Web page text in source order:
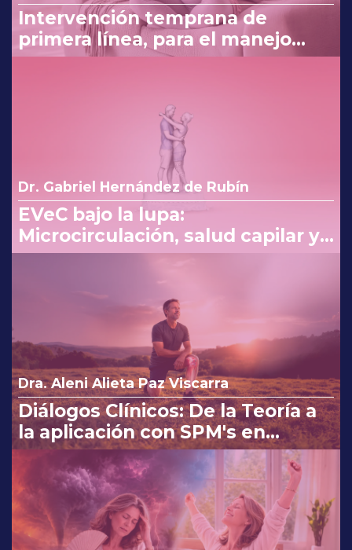
Intervención temprana de
primera línea, para el manejo
eficaz en náuseas y vómito del
Dr. Gabriel Hernández de Rubín
EVeC bajo la lupa:
Microcirculación, salud capilar y
costo beneficio en la consulta
Dra. Aleni Alieta Paz Viscarra
Diálogos Clínicos: De la Teoría a
la aplicación con SPM's en
Osteoartritis